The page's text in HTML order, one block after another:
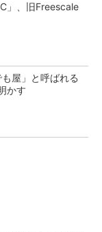
」、旧Freescale
屋」と呼ばれる
かす